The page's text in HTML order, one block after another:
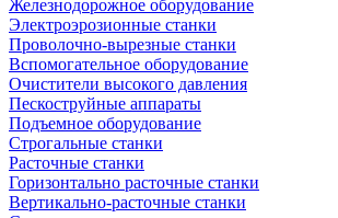
Железнодорожное оборудование
Электроэрозионные станки
Проволочно-вырезные станки
Вспомогательное оборудование
Очистители высокого давления
Пескоструйные аппараты
Подъемное оборудование
Строгальные станки
Расточные станки
Горизонтально расточные станки
Вертикально-расточные станки